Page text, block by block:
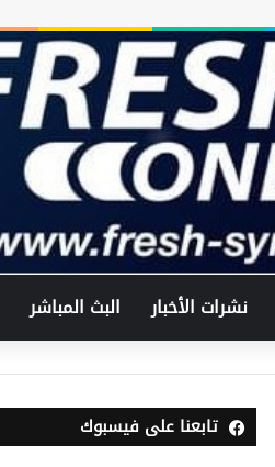
نشرات الأخبار البث المباشر
تابعنا على فيسبوك